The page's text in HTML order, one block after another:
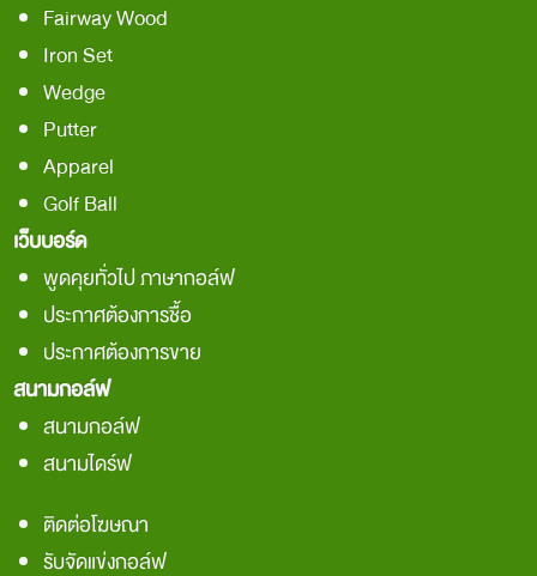
Fairway Wood
Iron Set
Wedge
Putter
Apparel
Golf Ball
เว็บบอร์ด
พูดคุยทั่วไป ภาษากอล์ฟ
ประกาศต้องการชื้อ
ประกาศต้องการขาย
สนามกอล์ฟ
สนามกอล์ฟ
สนามไดร์ฟ
ติดต่อโฆษณา
รับจัดแข่งกอล์ฟ